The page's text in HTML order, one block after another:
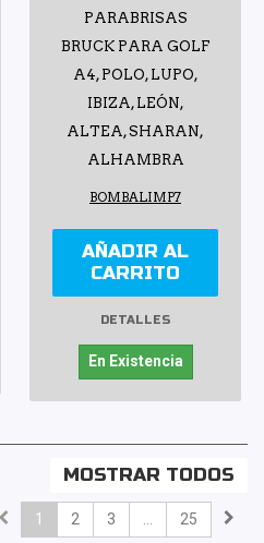
PARABRISAS
BRUCK PARA GOLF
A4, POLO, LUPO,
IBIZA, LEÓN,
ALTEA, SHARAN,
ALHAMBRA
BOMBALIMP7
AÑADIR AL
CARRITO
DETALLES
En Existencia
MOSTRAR TODOS
1 2 3 ... 25